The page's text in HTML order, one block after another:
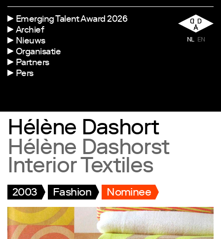
Emerging Talent Award 2026
Archief
Nieuws
Organisatie
Partners
Pers
NL EN
Hélène Dashort
Hélène Dashorst
Interior Textiles
2003 Fashion Nominee